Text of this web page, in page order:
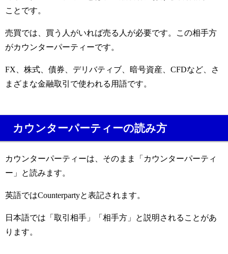
ことです。
売買では、買う人がいれば売る人が必要です。この相手方
がカウンターパーティーです。
FX、株式、債券、デリバティブ、暗号資産、CFDなど、さ
まざまな金融取引で使われる用語です。
カウンターパーティーの読み方
カウンターパーティーは、そのまま「カウンターパーティ
ー」と読みます。
英語ではCounterpartyと表記されます。
日本語では「取引相手」「相手方」と説明されることがあ
ります。